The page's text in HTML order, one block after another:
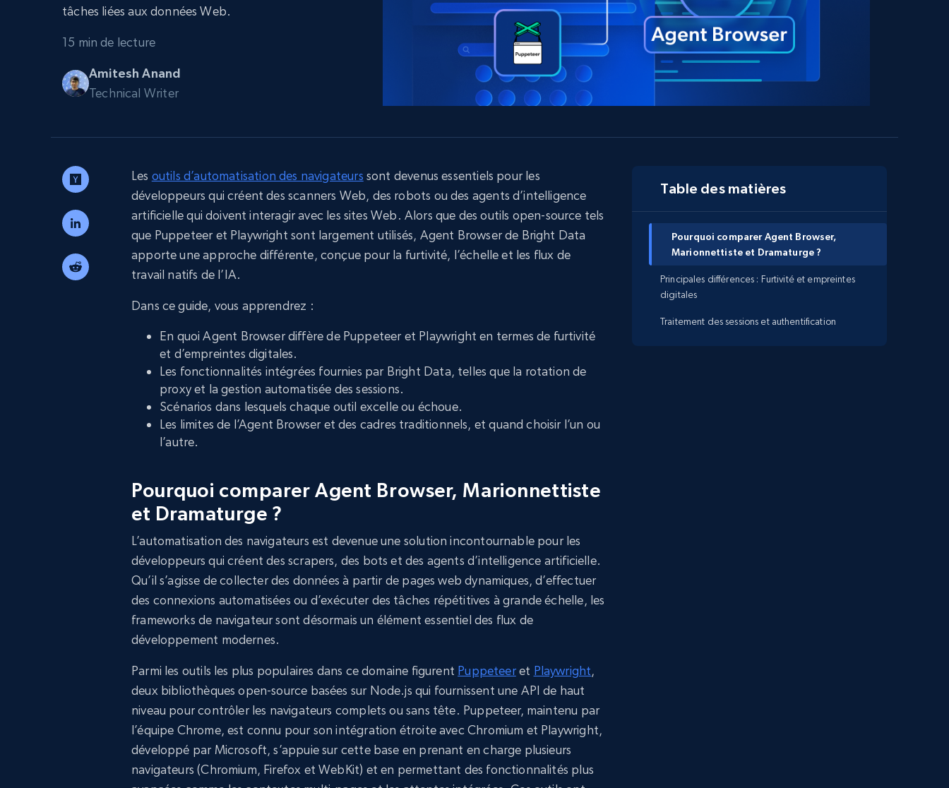
déblocage et hébergement intégrés
LinkedIn commerce électronique
Réseaux sociaux Immobilier
Real-time web data, delivered as it’s
INFRASTRUCTURE PROXY
Proxys résidentiels 50% OFF Proxys de ISP
Proxys de datacenter
Proxys fiables et à haut débit pour une
extraction de données efficace
INFRASTRUCTURE PROXY
Proxys
résidentiels
Commence à
partir de
$0.9/IP
Proxys de ISP
partir de
tâches liées aux données Web.
15 min de lecture
Amitesh Anand
Technical Writer
Les outils d’automatisation des navigateurs sont devenus essentiels pour les
développeurs qui créent des scanners Web, des robots ou des agents d’intelligence
artificielle qui doivent interagir avec les sites Web. Alors que des outils open-source tels
que Puppeteer et Playwright sont largement utilisés, Agent Browser de Bright Data
apporte une approche différente, conçue pour la furtivité, l’échelle et les flux de
travail natifs de l’IA.
Dans ce guide, vous apprendrez :
En quoi Agent Browser diffère de Puppeteer et Playwright en termes de furtivité
et d’empreintes digitales.
Les fonctionnalités intégrées fournies par Bright Data, telles que la rotation de
proxy et la gestion automatisée des sessions.
Scénarios dans lesquels chaque outil excelle ou échoue.
Les limites de l’Agent Browser et des cadres traditionnels, et quand choisir l’un ou
l’autre.
Pourquoi comparer Agent Browser, Marionnettiste
et Dramaturge ?
L’automatisation des navigateurs est devenue une solution incontournable pour les
développeurs qui créent des scrapers, des bots et des agents d’intelligence artificielle.
Qu’il s’agisse de collecter des données à partir de pages web dynamiques, d’effectuer
des connexions automatisées ou d’exécuter des tâches répétitives à grande échelle, les
frameworks de navigateur sont désormais un élément essentiel des flux de
développement modernes.
Parmi les outils les plus populaires dans ce domaine figurent Puppeteeret Playwright,
deux bibliothèques open-source basées sur Node.js qui fournissent une API de haut
niveau pour contrôler les navigateurs complets ou sans tête. Puppeteer, maintenu par
l’équipe Chrome, est connu pour son intégration étroite avec Chromium et Playwright,
développé par Microsoft, s’appuie sur cette base en prenant en charge plusieurs
navigateurs (Chromium, Firefox et WebKit) et en permettant des fonctionnalités plus
Table des matières
Pourquoi comparer Agent Browser,
Marionnettiste et Dramaturge ?
Principales différences : Furtivité et empreintes
digitales
Traitement des sessions et authentification